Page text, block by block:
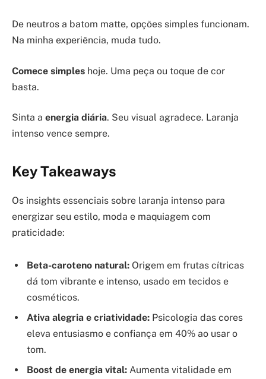
De neutros a batom matte, opções simples funcionam.
Na minha experiência, muda tudo.
Comece simples hoje. Uma peça ou toque de cor
basta.
Sinta a energia diária. Seu visual agradece. Laranja
intenso vence sempre.
Key Takeaways
Os insights essenciais sobre laranja intenso para
energizar seu estilo, moda e maquiagem com
praticidade:
Beta-caroteno natural: Origem em frutas cítricas
dá tom vibrante e intenso, usado em tecidos e
cosméticos.
Ativa alegria e criatividade: Psicologia das cores
eleva entusiasmo e confiança em 40% ao usar o
tom.
Boost de energia vital: Aumenta vitalidade em